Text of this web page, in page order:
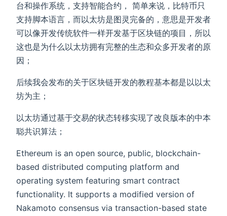
台和操作系统，支持智能合约， 简单来说，比特币只
支持脚本语言，而以太坊是图灵完备的，意思是开发者
可以像开发传统软件一样开发基于区块链的项目，所以
这也是为什么以太坊拥有完整的生态和众多开发者的原
因；
后续我会发布的关于区块链开发的教程基本都是以以太
坊为主；
以太坊通过基于交易的状态转移实现了改良版本的中本
聪共识算法；
Ethereum is an open source, public, blockchain-
based distributed computing platform and
operating system featuring smart contract
functionality. It supports a modified version of
Nakamoto consensus via transaction-based state